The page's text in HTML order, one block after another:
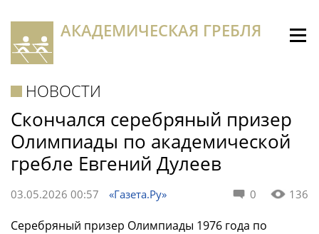
АКАДЕМИЧЕСКАЯ ГРЕБЛЯ
НОВОСТИ
Скончался серебряный призер
Олимпиады по академической
гребле Евгений Дулеев
0 136
03.05.2026 00:57 «Газета.Ру»
Серебряный призер Олимпиады 1976 года по